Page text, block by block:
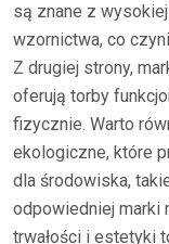
są znane z
wzornictwa, co
Z drugiej strony,
oferują torby
fizycznie. Warto
ekologiczne, które
dla środowiska,
odpowiedniej marki
trwałości i estetyki